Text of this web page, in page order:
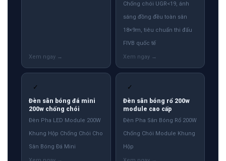
Chống chói UGR<19, ánh
sáng đồng đều toàn sân
18×9m, tiêu chuẩn thi đấu
FIVB quốc tế
✓
Đèn sân bóng đá mini
200w chống chói
Đèn Pha LED Module 200W
Khung Hộp Chống Chói Cho
Sân Bóng Đá Mini
✓
Đèn sân bóng rổ 200w
module cao cấp
Đèn Pha Sân Bóng Rổ 200W
Chống Chói Module Khung
Hộp